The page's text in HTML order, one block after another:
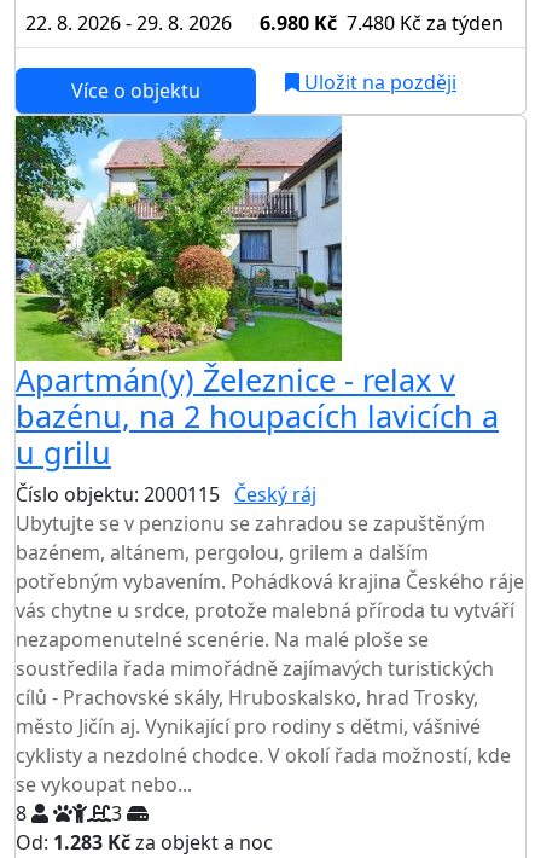
22. 8. 2026 - 29. 8. 2026 6.980 Kč 7.480 Kč za týden
Více o objektu Uložit na později
Apartmán(y) Železnice - relax v
bazénu, na 2 houpacích lavicích a
u grilu
Číslo objektu: 2000115 Český ráj
Ubytujte se v penzionu se zahradou se zapuštěným
bazénem, altánem, pergolou, grilem a dalším
potřebným vybavením. Pohádková krajina Českého ráje
vás chytne u srdce, protože malebná příroda tu vytváří
nezapomenutelné scenérie. Na malé ploše se
soustředila řada mimořádně zajímavých turistických
cílů - Prachovské skály, Hruboskalsko, hrad Trosky,
město Jičín aj. Vynikající pro rodiny s dětmi, vášnivé
cyklisty a nezdolné chodce. V okolí řada možností, kde
se vykoupat nebo...
8
3
Od: 1.283 Kčza objekt a noc